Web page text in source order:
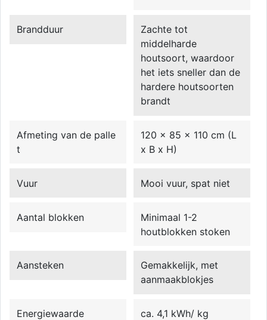
Brandduur
Zachte tot
middelharde
houtsoort, waardoor
het iets sneller dan de
hardere houtsoorten
brandt
Afmeting van de palle
t
120 x 85 x 110 cm (L
x B x H)
Vuur Mooi vuur, spat niet
Aantal blokken
Minimaal 1-2
houtblokken stoken
Aansteken
Gemakkelijk, met
aanmaakblokjes
Energiewaarde ca. 4,1 kWh/ kg